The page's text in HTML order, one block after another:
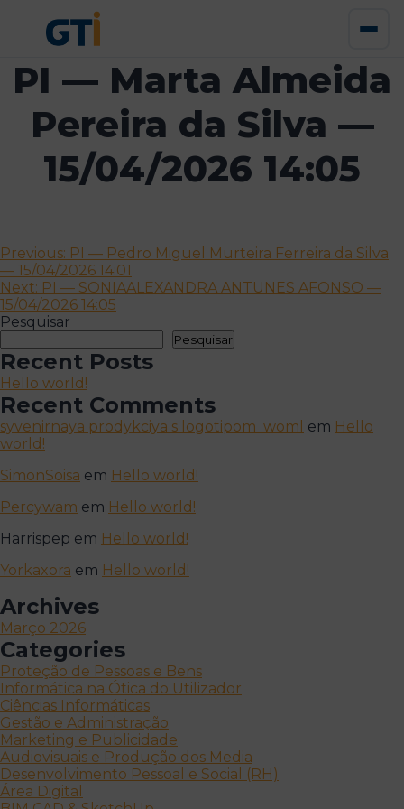
PI — Marta Almeida
Pereira da Silva —
15/04/2026 14:05
Navegação
de
artigos
Previous: PI — Pedro Miguel Murteira Ferreira da Silva
— 15/04/2026 14:01
Next: PI — SONIAALEXANDRA ANTUNES AFONSO —
15/04/2026 14:05
Pesquisar
Pesquisar
Recent Posts
Hello world!
Recent Comments
syvenirnaya prodykciya s logotipom_woml em Hello
world!
SimonSoisa em Hello world!
Percywam em Hello world!
Harrispep em Hello world!
Yorkaxora em Hello world!
Archives
Março 2026
Categories
Proteção de Pessoas e Bens
Informática na Ótica do Utilizador
Ciências Informáticas
Gestão e Administração
Marketing e Publicidade
Audiovisuais e Produção dos Media
Desenvolvimento Pessoal e Social (RH)
Área Digital